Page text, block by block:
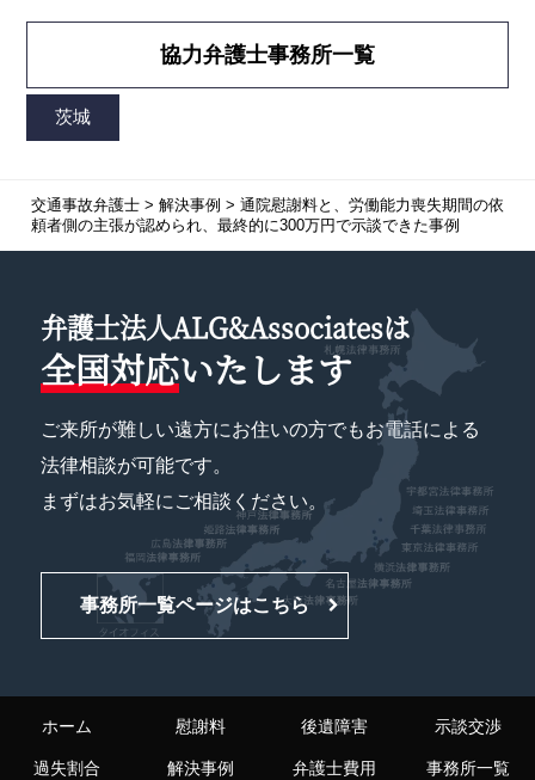
協力弁護士事務所一覧
交通事故弁護士> 解決事例 > 通院慰謝料と、労働能力喪失期間の依
頼者側の主張が認められ、最終的に300万円で示談できた事例
弁護士法人ALG&Associatesは
全国対応いたします
ご来所が難しい遠方にお住いの方でもお電話による
法律相談が可能です。
まずはお気軽にご相談ください。
事務所一覧ページはこちら
ホーム 慰謝料 後遺障害 示談交渉
過失割合 解決事例 弁護士費用 事務所一覧